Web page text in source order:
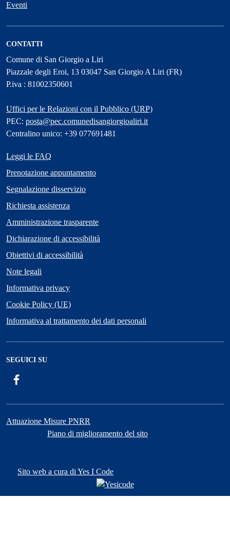
Eventi
CONTATTI
Comune di San Giorgio a Liri
Piazzale degli Eroi, 13 03047 San Giorgio A Liri (FR)
P.iva : 81002350601
Uffici per le Relazioni con il Pubblico (URP)
PEC: posta@pec.comunedisangiorgioaliri.it
Centralino unico: +39 077691481
Leggi le FAQ
Prenotazione appuntamento
Segnalazione disservizio
Richiesta assistenza
Amministrazione trasparente
Dichiarazione di accessibilità
Obiettivi di accessibilità
Note legali
Informativa privacy
Cookie Policy (UE)
Informativa al trattamento dei dati personali
SEGUICI SU
Attuazione Misure PNRR
Piano di miglioramento del sito
Sito web a cura di Yes I Code